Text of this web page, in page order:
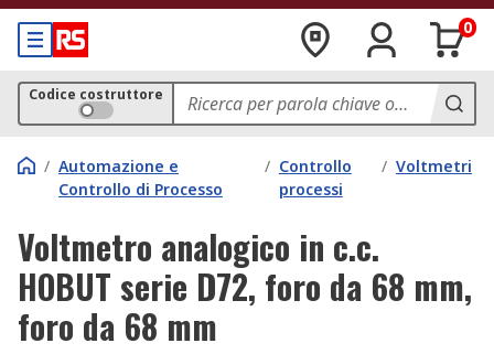
0
Codice costruttore
/ Automazione e
Controllo di Processo
/ Controllo
processi
/ Voltmetri
Voltmetro analogico in c.c.
HOBUT serie D72, foro da 68 mm,
foro da 68 mm